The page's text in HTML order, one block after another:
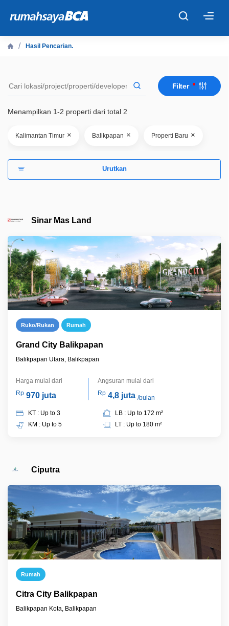
Cari Tahu
Fitur Unggulan
Hasil Pencarian.
Filter
Menampilkan 1-2 properti dari total 2
Kalimantan Timur × Balikpapan × Properti Baru ×
Urutkan
Sinar Mas Land
Ruko/Rukan Rumah
Grand City Balikpapan
Balikpapan Utara, Balikpapan
Harga mulai dari
Rp 970 juta
Angsuran mulai dari
Rp 4,8 juta /bulan
KT : Up to 3
KM : Up to 5
LB : Up to 172 m²
LT : Up to 180 m²
Ciputra
Rumah
Citra City Balikpapan
Balikpapan Kota, Balikpapan